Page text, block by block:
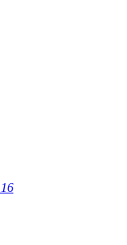
16